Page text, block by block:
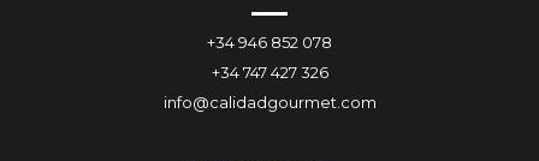
+34 946 852 078
+34 747 427 326
info@calidadgourmet.com